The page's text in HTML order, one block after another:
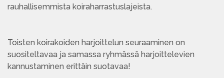
rauhallisemmista koiraharrastuslajeista.
Toisten koirakoiden harjoittelun seuraaminen on
suositeltavaa ja samassa ryhmässä harjoittelevien
kannustaminen erittäin suotavaa!